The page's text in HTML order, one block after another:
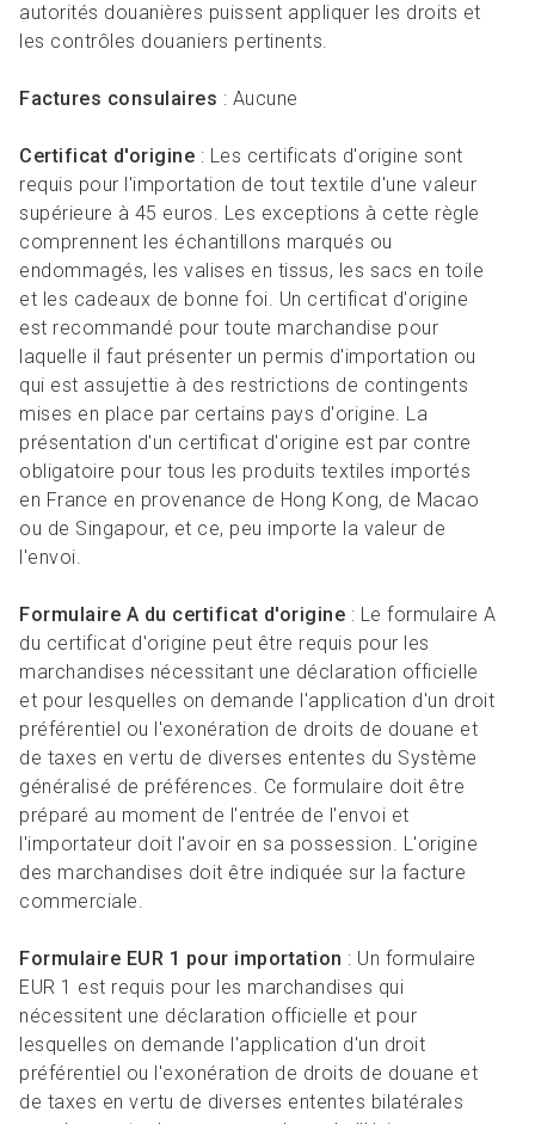
autorités douanières puissent appliquer les droits et
les contrôles douaniers pertinents.
Factures consulaires : Aucune
Certificat d'origine : Les certificats d'origine sont
requis pour l'importation de tout textile d'une valeur
supérieure à 45 euros. Les exceptions à cette règle
comprennent les échantillons marqués ou
endommagés, les valises en tissus, les sacs en toile
et les cadeaux de bonne foi. Un certificat d'origine
est recommandé pour toute marchandise pour
laquelle il faut présenter un permis d'importation ou
qui est assujettie à des restrictions de contingents
mises en place par certains pays d'origine. La
présentation d'un certificat d'origine est par contre
obligatoire pour tous les produits textiles importés
en France en provenance de Hong Kong, de Macao
ou de Singapour, et ce, peu importe la valeur de
l'envoi.
Formulaire A du certificat d'origine : Le formulaire A
du certificat d'origine peut être requis pour les
marchandises nécessitant une déclaration officielle
et pour lesquelles on demande l'application d'un droit
préférentiel ou l'exonération de droits de douane et
de taxes en vertu de diverses ententes du Système
généralisé de préférences. Ce formulaire doit être
préparé au moment de l'entrée de l'envoi et
l'importateur doit l'avoir en sa possession. L'origine
des marchandises doit être indiquée sur la facture
commerciale.
Formulaire EUR 1 pour importation : Un formulaire
EUR 1 est requis pour les marchandises qui
nécessitent une déclaration officielle et pour
lesquelles on demande l'application d'un droit
préférentiel ou l'exonération de droits de douane et
de taxes en vertu de diverses ententes bilatérales